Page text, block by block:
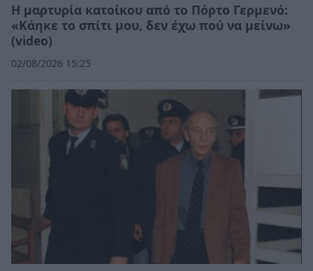
Η μαρτυρία κατοίκου από το Πόρτο Γερμενό:
«Κάηκε το σπίτι μου, δεν έχω πού να μείνω»
(video)
02/08/2026 15:25